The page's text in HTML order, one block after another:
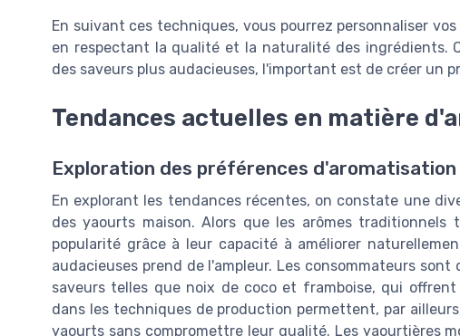
En suivant ces techniques, vous pourrez personnaliser
en respectant la qualité et la naturalité des ingrédients.
des saveurs plus audacieuses, l'important est de créer un
Tendances actuelles en matière
Exploration des préférences
En explorant les tendances récentes, on constate une
des yaourts maison. Alors que les arômes
popularité grâce à leur capacité à améliorer
audacieuses prend de l'ampleur. Les consommateurs
saveurs telles que noix de coco et framboise, qui
dans les techniques de production permettent, par
yaourts sans compromettre leur qualité. Les yaourtières